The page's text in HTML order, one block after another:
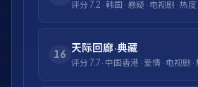
评分 7.2 · 韩国 · 悬疑 · 电视剧 · 热度
16
天际回廊·典藏
评分 7.7 · 中国香港 · 爱情 · 电视剧